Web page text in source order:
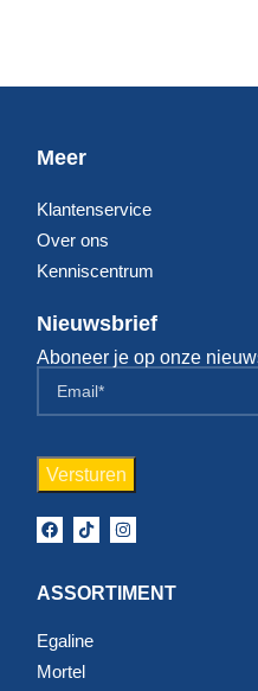
Meer
Klantenservice
Over ons
Kenniscentrum
Nieuwsbrief
Aboneer je op onze
ASSORTIMENT
Egaline
Mortel